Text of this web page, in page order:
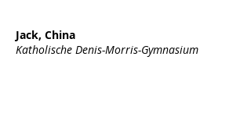
Jack, China
Katholische Denis-Morris-Gymnasium